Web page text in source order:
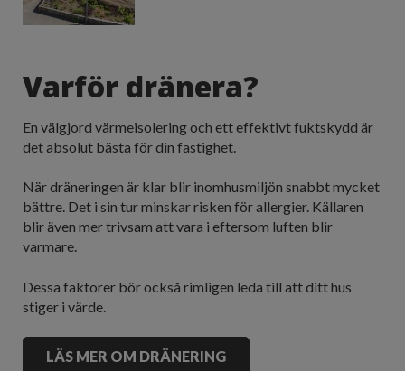
Varför dränera?
En välgjord värmeisolering och ett effektivt fuktskydd är
det absolut bästa för din fastighet.
När dräneringen är klar blir inomhusmiljön snabbt mycket
bättre. Det i sin tur minskar risken för allergier. Källaren
blir även mer trivsam att vara i eftersom luften blir
varmare.
Dessa faktorer bör också rimligen leda till att ditt hus
stiger i värde.
LÄS MER OM DRÄNERING